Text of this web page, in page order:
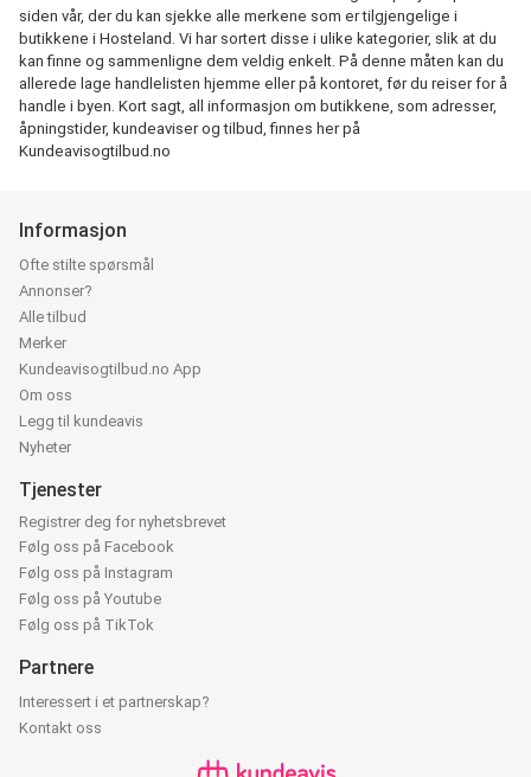
siden vår, der du kan sjekke alle merkene som er tilgjengelige i
butikkene i Hosteland. Vi har sortert disse i ulike kategorier, slik at du
kan finne og sammenligne dem veldig enkelt. På denne måten kan du
allerede lage handlelisten hjemme eller på kontoret, før du reiser for å
handle i byen. Kort sagt, all informasjon om butikkene, som adresser,
åpningstider, kundeaviser og tilbud, finnes her på
Kundeavisogtilbud.no
Informasjon
Ofte stilte spørsmål
Annonser?
Alle tilbud
Merker
Kundeavisogtilbud.no App
Om oss
Legg til kundeavis
Nyheter
Tjenester
Registrer deg for nyhetsbrevet
Følg oss på Facebook
Følg oss på Instagram
Følg oss på Youtube
Følg oss på TikTok
Partnere
Interessert i et partnerskap?
Kontakt oss